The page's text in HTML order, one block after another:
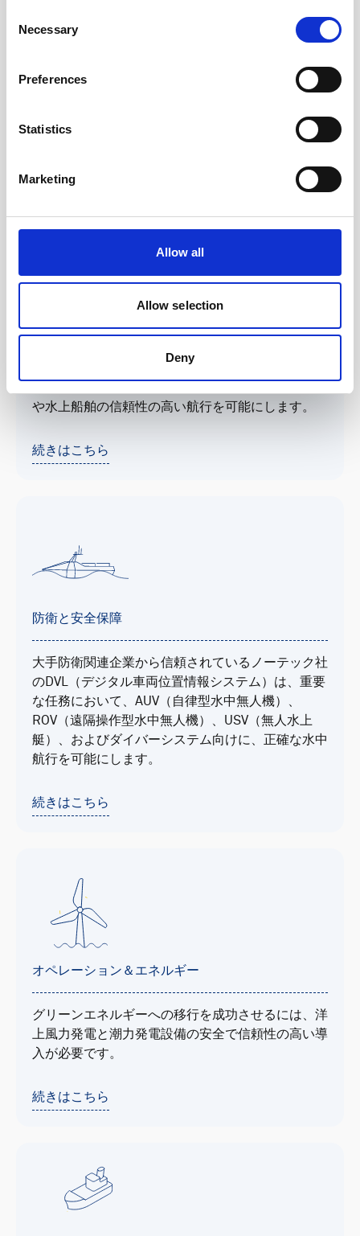
Selection
Necessary
Preferences
Statistics
Marketing
Allow all
Allow selection
Deny
海洋研究の現場では、信頼できるデータを提供する
海洋の自動化技術
DVLはROVオペレーターに重要な情報を提供し、
や水上船舶の信頼性の高い航行を可能にします。
続きはこちら
防衛と安全保障
大手防衛関連企業から信頼されているノーテック社
のDVL（デジタル車両位置情報システム）は、重要
な任務において、AUV（自律型水中無人機）、
ROV（遠隔操作型水中無人機）、USV（無人水上
艇）、およびダイバーシステム向けに、正確な水中
航行を可能にします。
続きはこちら
オペレーション＆エネルギー
グリーンエネルギーへの移行を成功させるには、洋
上風力発電と潮力発電設備の安全で信頼性の高い導
入が必要です。
続きはこちら